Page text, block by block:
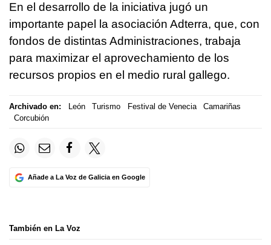
En el desarrollo de la iniciativa jugó un
importante papel la asociación Adterra, que, con
fondos de distintas Administraciones, trabaja
para maximizar el aprovechamiento de los
recursos propios en el medio rural gallego.
Archivado en: León Turismo Festival de Venecia
Camariñas
Corcubión
Añade a La Voz de Galicia en Google
También en La Voz